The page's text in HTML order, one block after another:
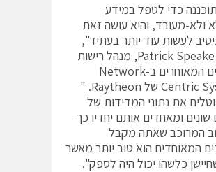
"CEC תוכננה כדי לטפל במידע
ולא-מעובד, והיא עושה זאת
לעשות עוד יותר בעתיד",
מסביר Patrick Speake, מנהל רישות
החיישנים המאוחרים ב-Network
Centric Systems של Raytheon. "
את נתוני המדידות של
שונים ומאחדים אותם יחדיו כך
המרוכב שאתה מקבל
המאוחדים הוא טוב יותר מאשר
כלשהו יכול היה לספק".